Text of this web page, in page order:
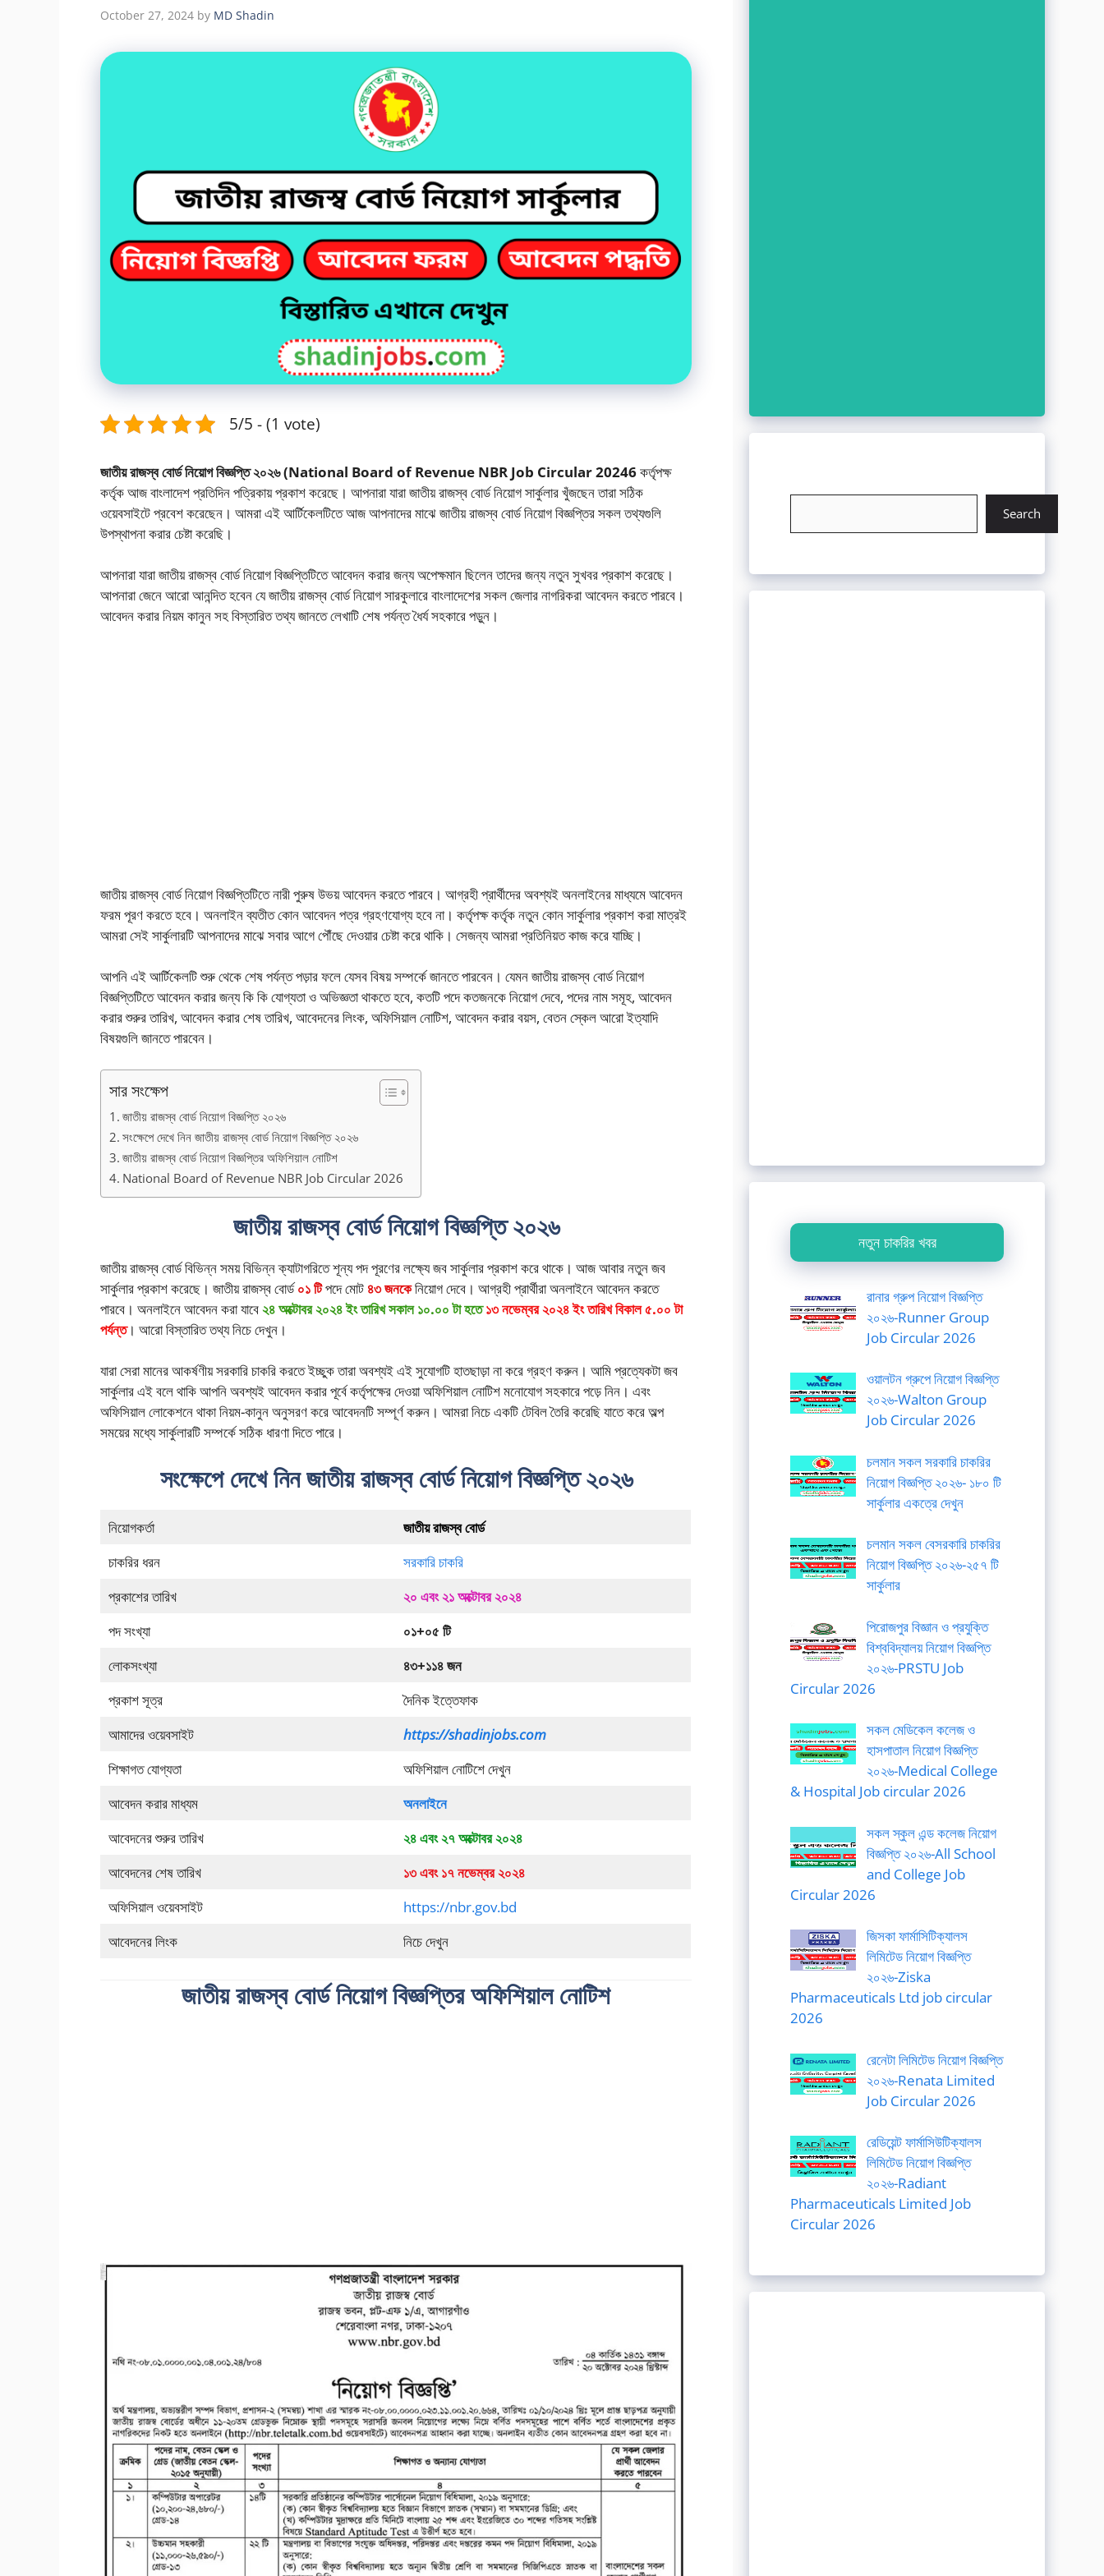
October 27, 2024 by MD Shadin
5/5 - (1 vote)
জাতীয় রাজস্ব বোর্ড নিয়োগ বিজ্ঞপ্তি ২০২৬ (National Board of Revenue NBR Job Circular 20246কর্তৃপক্ষ
কর্তৃক আজ বাংলাদেশ প্রতিদিন পত্রিকায় প্রকাশ করেছে। আপনারা যারা জাতীয় রাজস্ব বোর্ড নিয়োগ সার্কুলার খুঁজছেন তারা সঠিক
ওয়েবসাইটে প্রবেশ করেছেন। আমরা এই আর্টিকেলটিতে আজ আপনাদের মাঝে জাতীয় রাজস্ব বোর্ড নিয়োগ বিজ্ঞপ্তির সকল তথ্যগুলি
উপস্থাপনা করার চেষ্টা করেছি।
আপনারা যারা জাতীয় রাজস্ব বোর্ড নিয়োগ বিজ্ঞপ্তিটিতে আবেদন করার জন্য অপেক্ষমান ছিলেন তাদের জন্য নতুন সুখবর প্রকাশ করেছে।
আপনারা জেনে আরো আনন্দিত হবেন যে জাতীয় রাজস্ব বোর্ড নিয়োগ সারকুলারে বাংলাদেশের সকল জেলার নাগরিকরা আবেদন করতে পারবে।
আবেদন করার নিয়ম কানুন সহ বিস্তারিত তথ্য জানতে লেখাটি শেষ পর্যন্ত ধৈর্য সহকারে পড়ুন।
জাতীয় রাজস্ব বোর্ড নিয়োগ বিজ্ঞপ্তিটিতে নারী পুরুষ উভয় আবেদন করতে পারবে। আগ্রহী প্রার্থীদের অবশ্যই অনলাইনের মাধ্যমে আবেদন
ফরম পূরণ করতে হবে। অনলাইন ব্যতীত কোন আবেদন পত্র গ্রহণযোগ্য হবে না। কর্তৃপক্ষ কর্তৃক নতুন কোন সার্কুলার প্রকাশ করা মাত্রই
আমরা সেই সার্কুলারটি আপনাদের মাঝে সবার আগে পৌঁছে দেওয়ার চেষ্টা করে থাকি। সেজন্য আমরা প্রতিনিয়ত কাজ করে যাচ্ছি।
আপনি এই আর্টিকেলটি শুরু থেকে শেষ পর্যন্ত পড়ার ফলে যেসব বিষয় সম্পর্কে জানতে পারবেন। যেমন জাতীয় রাজস্ব বোর্ড নিয়োগ
বিজ্ঞপ্তিটিতে আবেদন করার জন্য কি কি যোগ্যতা ও অভিজ্ঞতা থাকতে হবে, কতটি পদে কতজনকে নিয়োগ দেবে, পদের নাম সমূহ, আবেদন
করার শুরুর তারিখ, আবেদন করার শেষ তারিখ, আবেদনের লিংক, অফিসিয়াল নোটিশ, আবেদন করার বয়স, বেতন স্কেল আরো ইত্যাদি
বিষয়গুলি জানতে পারবেন।
সার সংক্ষেপ
জাতীয় রাজস্ব বোর্ড নিয়োগ বিজ্ঞপ্তি ২০২৬
সংক্ষেপে দেখে নিন জাতীয় রাজস্ব বোর্ড নিয়োগ বিজ্ঞপ্তি ২০২৬
জাতীয় রাজস্ব বোর্ড নিয়োগ বিজ্ঞপ্তির অফিশিয়াল নোটিশ
National Board of Revenue NBR Job Circular 2026
জাতীয় রাজস্ব বোর্ড নিয়োগ বিজ্ঞপ্তি ২০২৬
জাতীয় রাজস্ব বোর্ড বিভিন্ন সময় বিভিন্ন ক্যাটাগরিতে শূন্য পদ পূরণের লক্ষ্যে জব সার্কুলার প্রকাশ করে থাকে। আজ আবার নতুন জব
সার্কুলার প্রকাশ করেছে। জাতীয় রাজস্ব বোর্ড০১ টিপদে মোট ৪৩ জনকেনিয়োগ দেবে। আগ্রহী প্রার্থীরা অনলাইনে আবেদন করতে
পারবে। অনলাইনে আবেদন করা যাবে২৪ অক্টোবর ২০২৪ ইং তারিখ সকাল ১০.০০ টা হতে ১৩ নভেম্বর ২০২৪ ইং তারিখ বিকাল ৫.০০ টা
পর্যন্ত। আরো বিস্তারিত তথ্য নিচে দেখুন।
যারা সেরা মানের আকর্ষণীয় সরকারি চাকরি করতে ইচ্ছুক তারা অবশ্যই এই সুযোগটি হাতছাড়া না করে গ্রহণ করুন। আমি প্রত্যেকটা জব
সার্কুলার এই বলে থাকি আপনি অবশ্যই আবেদন করার পূর্বে কর্তৃপক্ষের দেওয়া অফিশিয়াল নোটিশ মনোযোগ সহকারে পড়ে নিন। এবং
অফিসিয়াল লোকেশনে থাকা নিয়ম-কানুন অনুসরণ করে আবেদনটি সম্পূর্ণ করুন। আমরা নিচে একটি টেবিল তৈরি করেছি যাতে করে অল্প
সময়ের মধ্যে সার্কুলারটি সম্পর্কে সঠিক ধারণা দিতে পারে।
সংক্ষেপে দেখে নিন জাতীয় রাজস্ব বোর্ড নিয়োগ বিজ্ঞপ্তি ২০২৬
নিয়োগকর্তা
জাতীয় রাজস্ব বোর্ড
চাকরির ধরন
সরকারি চাকরি
প্রকাশের তারিখ
২০ এবং ২১ অক্টোবর ২০২৪
পদ সংখ্যা
০১+০৫ টি
লোকসংখ্যা
৪৩+১১৪ জন
প্রকাশ সূত্র
দৈনিক ইত্তেফাক
আমাদের ওয়েবসাইট
https://shadinjobs.com
শিক্ষাগত যোগ্যতা
অফিশিয়াল নোটিশে দেখুন
আবেদন করার মাধ্যম
অনলাইনে
আবেদনের শুরুর তারিখ
২৪ এবং ২৭ অক্টোবর ২০২৪
আবেদনের শেষ তারিখ
১৩ এবং ১৭ নভেম্বর ২০২৪
অফিসিয়াল ওয়েবসাইট
https://nbr.gov.bd
আবেদনের লিংক
নিচে দেখুন
জাতীয় রাজস্ব বোর্ড নিয়োগ বিজ্ঞপ্তির অফিশিয়াল নোটিশ
Search
নতুন চাকরির খবর
রানার গ্রুপ নিয়োগ বিজ্ঞপ্তি
২০২৬-Runner Group
Job Circular 2026
ওয়ালটন গ্রুপে নিয়োগ বিজ্ঞপ্তি
২০২৬-Walton Group
Job Circular 2026
চলমান সকল সরকারি চাকরির
নিয়োগ বিজ্ঞপ্তি ২০২৬- ১৮০ টি
সার্কুলার একত্রে দেখুন
চলমান সকল বেসরকারি চাকরির
নিয়োগ বিজ্ঞপ্তি ২০২৬-২৫৭ টি
সার্কুলার
পিরোজপুর বিজ্ঞান ও প্রযুক্তি
বিশ্ববিদ্যালয় নিয়োগ বিজ্ঞপ্তি
২০২৬-PRSTU Job
Circular 2026
সকল মেডিকেল কলেজ ও
হাসপাতাল নিয়োগ বিজ্ঞপ্তি
২০২৬-Medical College
& Hospital Job circular 2026
সকল স্কুল এন্ড কলেজ নিয়োগ
বিজ্ঞপ্তি ২০২৬-All School
and College Job
Circular 2026
জিসকা ফার্মাসিটিক্যালস
লিমিটেড নিয়োগ বিজ্ঞপ্তি
২০২৬-Ziska
Pharmaceuticals Ltd job circular
2026
রেনেটা লিমিটেড নিয়োগ বিজ্ঞপ্তি
২০২৬-Renata Limited
Job Circular 2026
রেডিয়েন্ট ফার্মাসিউটিক্যালস
লিমিটেড নিয়োগ বিজ্ঞপ্তি
২০২৬-Radiant
Pharmaceuticals Limited Job
Circular 2026